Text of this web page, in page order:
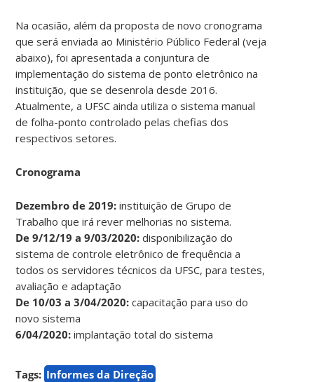
Na ocasião, além da proposta de novo cronograma
que será enviada ao Ministério Público Federal (veja
abaixo), foi apresentada a conjuntura de
implementação do sistema de ponto eletrônico na
instituição, que se desenrola desde 2016.
Atualmente, a UFSC ainda utiliza o sistema manual
de folha-ponto controlado pelas chefias dos
respectivos setores.
Cronograma
Dezembro de 2019: instituição de Grupo de
Trabalho que irá rever melhorias no sistema.
De 9/12/19 a 9/03/2020: disponibilização do
sistema de controle eletrônico de frequência a
todos os servidores técnicos da UFSC, para testes,
avaliação e adaptação
De 10/03 a 3/04/2020: capacitação para uso do
novo sistema
6/04/2020: implantação total do sistema
Tags: Informes da Direção